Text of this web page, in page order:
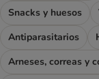
Snacks y huesos
Antiparasitarios
Arneses, correas y